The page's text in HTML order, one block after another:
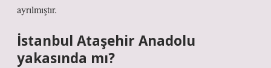
ayrılmıştır.
İstanbul Ataşehir Anadolu
yakasında mı?